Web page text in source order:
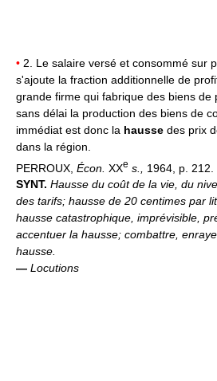
• 2. Le salaire versé et consommé sur
s'ajoute la fraction additionnelle de
grande firme qui fabrique des biens de
sans délai la production des biens de
immédiat est donc la hausse des prix
dans la région.
PERROUX, Écon. XXe s.
1964, p. 212.
SYNT. Hausse du coût de la vie, du
des tarifs; hausse de 20 centimes par
hausse catastrophique, imprévisible,
accentuer la hausse; combattre,
hausse.
— Locutions